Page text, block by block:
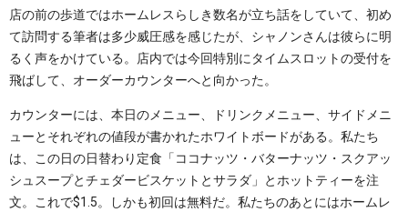
店の前の歩道ではホームレスらしき数名が立ち話をしていて、初め
て訪問する筆者は多少威圧感を感じたが、シャノンさんは彼らに明
るく声をかけている。店内では今回特別にタイムスロットの受付を
飛ばして、オーダーカウンターへと向かった。
カウンターには、本日のメニュー、ドリンクメニュー、サイドメニ
ューとそれぞれの値段が書かれたホワイトボードがある。私たち
は、この日の日替わり定食「ココナッツ・バターナッツ・スクアッ
シュスープとチェダービスケットとサラダ」とホットティーを注
文。これで$1.5。しかも初回は無料だ。私たちのあとにはホームレ